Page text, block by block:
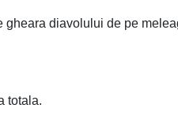
diavolului de pe
totala.